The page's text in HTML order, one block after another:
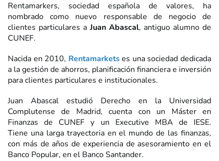
Rentamarkers, sociedad española de valores, ha
nombrado como nuevo responsable de negocio de
clientes particulares aJuan Abascal, antiguo alumno de
CUNEF.
Nacida en 2010, Rentamarketses una sociedad dedicada
a la gestión de ahorros, planificación financiera e inversión
para clientes particulares e institucionales.
Juan Abascal estudió Derecho en la Universidad
Complutense de Madrid, cuenta con un Máster en
Finanzas de CUNEF y un Executive MBA de IESE.
Tiene una larga trayectoria en el mundo de las finanzas,
con más de años de experiencia de asesoramiento en el
Banco Popular, en el Banco Santander.